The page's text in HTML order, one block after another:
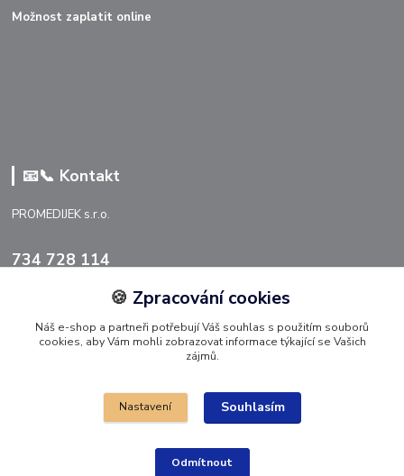
Možnost zaplatit online
📧📞 Kontakt
PROMEDIJEK s.r.o.
734 728 114
info@promedijek.cz
Upravit sběr cookies 🍪.
🍪 Zpracování cookies
Náš e-shop a partneři potřebují Váš souhlas s použitím souborů
cookies, aby Vám mohli zobrazovat informace týkající se Vašich
zájmů.
Nastavení Souhlasím
Odmítnout